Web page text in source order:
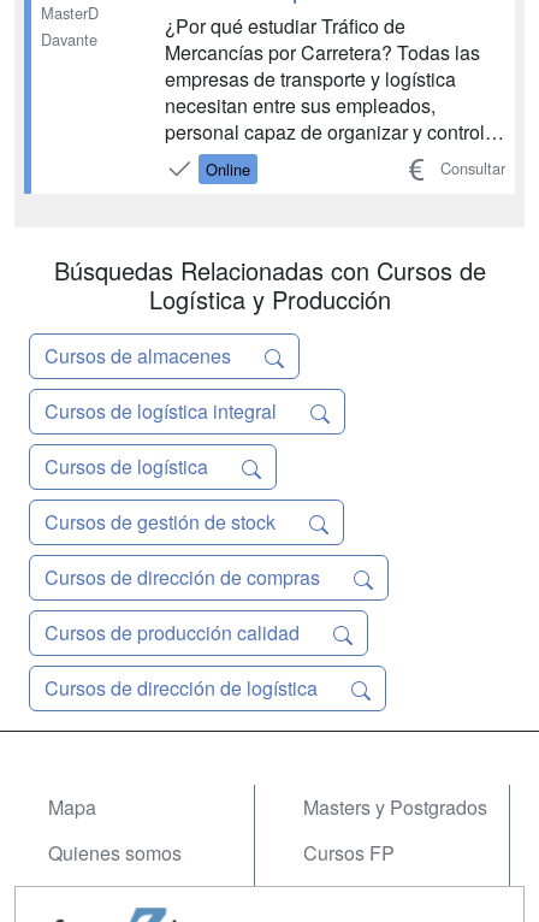
MasterD
Davante
¿Por qué estudiar Tráfico de
Mercancías por Carretera? Todas las
empresas de transporte y logística
necesitan entre sus empleados,
personal capaz de organizar y controlar
la actividad del departamento de tráfico,
planificar y gestionar las operaciones
Así como también ...
Online Consultar
Búsquedas Relacionadas con Cursos de
Logística y Producción
Cursos de almacenes
Cursos de logística integral
Cursos de logística
Cursos de gestión de stock
Cursos de dirección de compras
Cursos de producción calidad
Cursos de dirección de logística
Mapa
Quienes somos
Masters y Postgrados
Cursos FP